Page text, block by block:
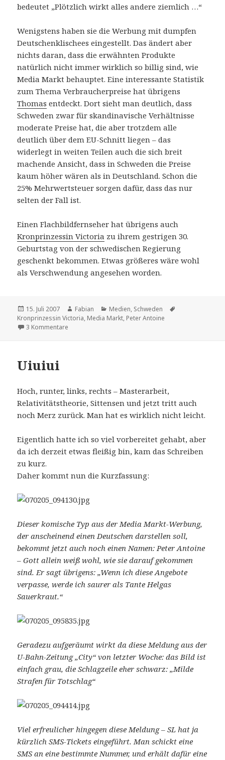
bedeutet „Plötzlich wirkt alles andere ziemlich …“
Wenigstens haben sie die Werbung mit dumpfen
Deutschenklischees eingestellt. Das ändert aber
nichts daran, dass die erwähnten Produkte
natürlich nicht immer wirklich so billig sind, wie
Media Markt behauptet. Eine interessante Statistik
zum Thema Verbraucherpreise hat übrigens
Thomas entdeckt. Dort sieht man deutlich, dass
Schweden zwar für skandinavische Verhältnisse
moderate Preise hat, die aber trotzdem alle
deutlich über dem EU-Schnitt liegen – das
widerlegt in weiten Teilen auch die sich breit
machende Ansicht, dass in Schweden die Preise
kaum höher wären als in Deutschland. Schon die
25% Mehrwertsteuer sorgen dafür, dass das nur
selten der Fall ist.
Einen Flachbildfernseher hat übrigens auch
Kronprinzessin Victoria zu ihrem gestrigen 30.
Geburtstag von der schwedischen Regierung
geschenkt bekommen. Etwas größeres wäre wohl
als Verschwendung angesehen worden.
Veröffentlicht
am
15. Juli 2007 Autor
Fabian Kategorien
Medien, Schweden
Kronprinzessin Victoria, Media Markt, Peter Antoine
3 Kommentare
Uiuiui
Hoch, runter, links, rechts – Masterarbeit,
Relativitätstheorie, Sittensen und jetzt tritt auch
noch Merz zurück. Man hat es wirklich nicht leicht.
Eigentlich hatte ich so viel vorbereitet gehabt, aber
da ich derzeit etwas fleißig bin, kam das Schreiben
zu kurz.
Daher kommt nun die Kurzfassung:
Dieser komische Typ aus der Media Markt-Werbung,
der anscheinend einen Deutschen darstellen soll,
bekommt jetzt auch noch einen Namen: Peter Antoine
– Gott allein weiß wohl, wie sie darauf gekommen
sind. Er sagt übrigens: „Wenn ich diese Angebote
verpasse, werde ich saurer als Tante Helgas
Sauerkraut.“
Geradezu aufgeräumt wirkt da diese Meldung aus der
U-Bahn-Zeitung „City“ von letzter Woche: das Bild ist
einfach grau, die Schlagzeile eher schwarz: „Milde
Strafen für Totschlag“
Viel erfreulicher hingegen diese Meldung – SL hat ja
kürzlich SMS-Tickets eingeführt. Man schickt eine
SMS an eine bestimmte Nummer, und erhält dafür eine